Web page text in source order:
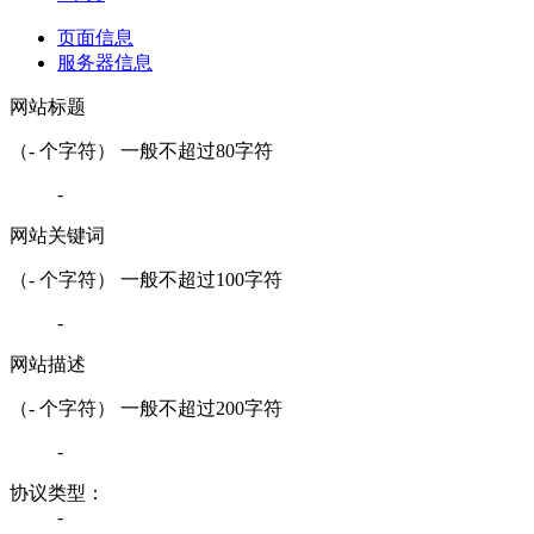
页面信息
服务器信息
网站标题
（- 个字符） 一般不超过80字符
-
网站关键词
（- 个字符） 一般不超过100字符
-
网站描述
（- 个字符） 一般不超过200字符
-
协议类型：
-